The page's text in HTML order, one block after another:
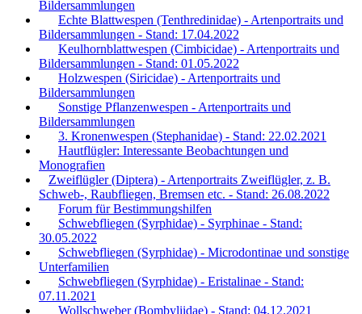
Bildersammlungen
Echte Blattwespen (Tenthredinidae) - Artenportraits und
Bildersammlungen - Stand: 17.04.2022
Keulhornblattwespen (Cimbicidae) - Artenportraits und
Bildersammlungen - Stand: 01.05.2022
Holzwespen (Siricidae) - Artenportraits und
Bildersammlungen
Sonstige Pflanzenwespen - Artenportraits und
Bildersammlungen
3. Kronenwespen (Stephanidae) - Stand: 22.02.2021
Hautflügler: Interessante Beobachtungen und
Monografien
Zweiflügler (Diptera) - Artenportraits Zweiflügler, z. B.
Schweb-, Raubfliegen, Bremsen etc. - Stand: 26.08.2022
Forum für Bestimmungshilfen
Schwebfliegen (Syrphidae) - Syrphinae - Stand:
30.05.2022
Schwebfliegen (Syrphidae) - Microdontinae und sonstige
Unterfamilien
Schwebfliegen (Syrphidae) - Eristalinae - Stand:
07.11.2021
Wollschweber (Bombyliidae) - Stand: 04.12.2021